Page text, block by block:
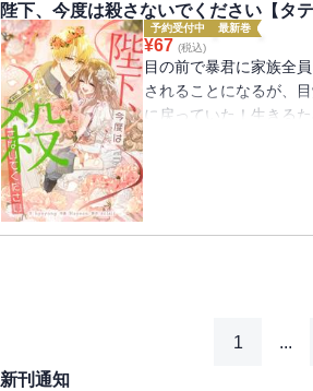
陛下、今度は殺さないでください【タ
予約受付中 最新巻
¥67 (税込)
目の前で暴君に家族全
されることになるが、
に戻っていた！生きる
ルトの侍女になること
1 ...
新刊通知